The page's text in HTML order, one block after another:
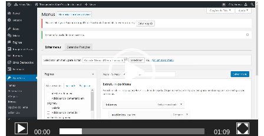
T
o
c
a
d
o
r
d
e
v
00:00 01:09